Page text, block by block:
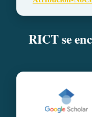
RICT se